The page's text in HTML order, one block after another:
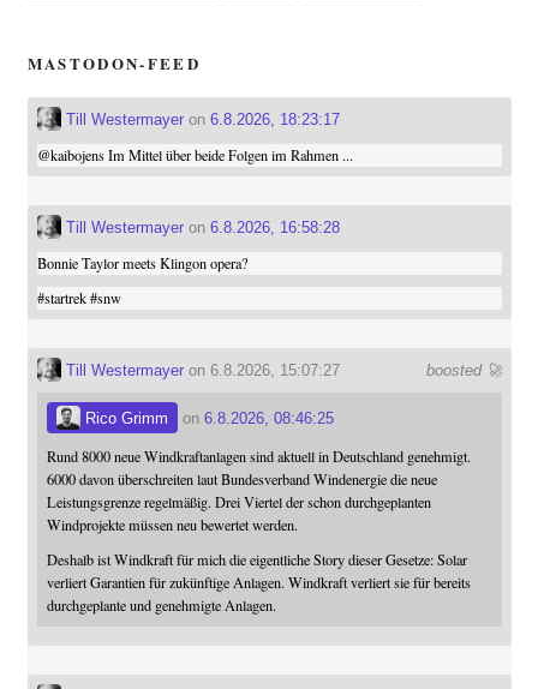
MASTODON-FEED
Till Westermayeron 6.8.2026, 18:23:17
@kaibojensIm Mittel über beide Folgen im Rahmen ...
Till Westermayeron 6.8.2026, 16:58:28
Bonnie Taylor meets Klingon opera?
#startrek #snw
boosted 🚀
Till Westermayeron 6.8.2026, 15:07:27
Rico Grimm on 6.8.2026, 08:46:25
Rund 8000 neue Windkraftanlagen sind aktuell in Deutschland genehmigt.
6000 davon überschreiten laut Bundesverband Windenergie die neue
Leistungsgrenze regelmäßig. Drei Viertel der schon durchgeplanten
Windprojekte müssen neu bewertet werden.
Deshalb ist Windkraft für mich die eigentliche Story dieser Gesetze: Solar
verliert Garantien für zukünftige Anlagen. Windkraft verliert sie für bereits
durchgeplante und genehmigte Anlagen.